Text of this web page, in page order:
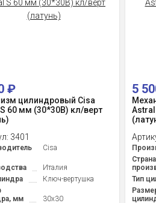
₽
цилиндровый Cisa
60 мм (30*30В) кл/верт
3401
Cisa
Италия
Ключ-вертушка
мм
30x30
5
Страна
Тип